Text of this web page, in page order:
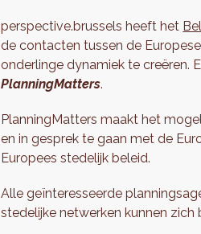
perspective.brussels heeft het
de contacten tussen de
onderlinge dynamiek te creëren.
PlanningMatters.
PlanningMatters maakt het
en in gesprek te gaan met de
Europees stedelijk beleid.
Alle geïnteresseerde
stedelijke netwerken kunnen zich